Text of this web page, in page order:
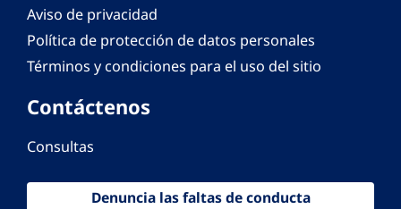
Aviso de privacidad
Política de protección de datos personales
Términos y condiciones para el uso del sitio
Contáctenos
Consultas
Denuncia las faltas de conducta